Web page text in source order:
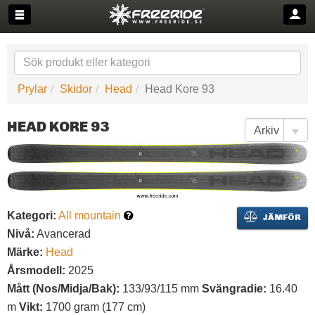
Prylar Skidor Head Head Kore 93
HEAD KORE 93
JÄMFÖR
Kategori: All mountain
Nivå: Avancerad
Märke: Head
Årsmodell: 2025
Mått (Nos/Midja/Bak): 133/93/115 mm Svängradie: 16.40
m Vikt: 1700 gram (177 cm)